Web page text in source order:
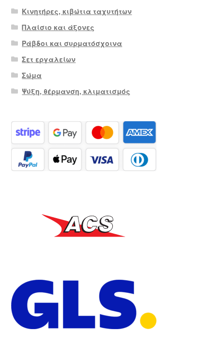
Κινητήρες, κιβώτια ταχυτήτων
Πλαίσιο και άξονες
Ράβδοι και συρματόσχοινα
Σετ εργαλείων
Σώμα
Ψύξη, θέρμανση, κλιματισμός